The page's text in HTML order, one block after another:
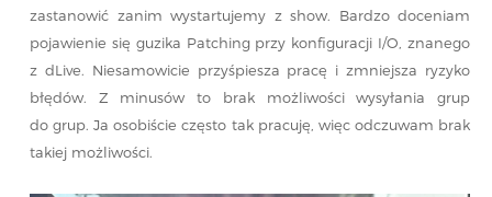
zastanowić zanim wystartujemy z show. Bardzo doceniam
pojawienie się guzika Patching przy konfiguracji I/O, znanego
z dLive. Niesamowicie przyśpiesza pracę i zmniejsza ryzyko
błędów. Z minusów to brak możliwości wysyłania grup
do grup. Ja osobiście często tak pracuję, więc odczuwam brak
takiej możliwości.